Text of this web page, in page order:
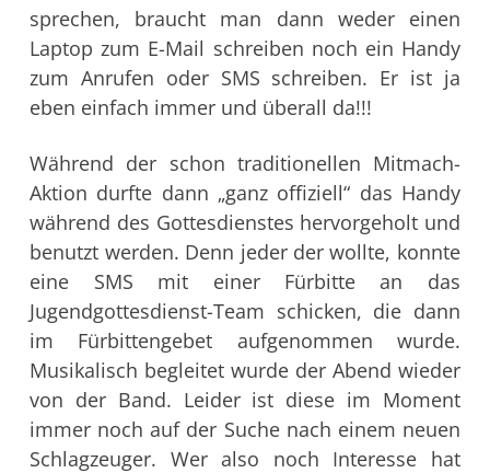
sprechen, braucht man dann weder einen
Laptop zum E-Mail schreiben noch ein Handy
zum Anrufen oder SMS schreiben. Er ist ja
eben einfach immer und überall da!!!
Während der schon traditionellen Mitmach-
Aktion durfte dann „ganz offiziell“ das Handy
während des Gottesdienstes hervorgeholt und
benutzt werden. Denn jeder der wollte, konnte
eine SMS mit einer Fürbitte an das
Jugendgottesdienst-Team schicken, die dann
im Fürbittengebet aufgenommen wurde.
Musikalisch begleitet wurde der Abend wieder
von der Band. Leider ist diese im Moment
immer noch auf der Suche nach einem neuen
Schlagzeuger. Wer also noch Interesse hat